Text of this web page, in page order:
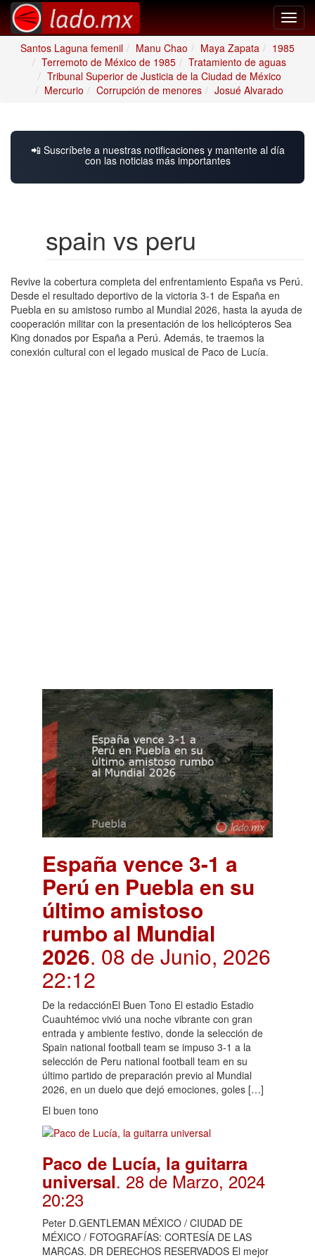
Santos Laguna femenil
Manu Chao Maya Zapata
1985
Terremoto de México de 1985
Tratamiento de aguas
Tribunal Superior de Justicia de la Ciudad de México
Mercurio
Corrupción de menores Josué Alvarado
📲 Suscríbete a nuestras notificaciones y mantente al día
con las noticias más importantes
spain vs peru
Revive la cobertura completa del enfrentamiento España vs Perú.
Desde el resultado deportivo de la victoria 3-1 de España en
Puebla en su amistoso rumbo al Mundial 2026, hasta la ayuda de
cooperación militar con la presentación de los helicópteros Sea
King donados por España a Perú. Además, te traemos la
conexión cultural con el legado musical de Paco de Lucía.
España vence 3-1 a
Perú en Puebla en su
último amistoso
rumbo al Mundial
2026. 08 de Junio, 2026
22:12
De la redacciónEl Buen Tono El estadio Estadio
Cuauhtémoc vivió una noche vibrante con gran
entrada y ambiente festivo, donde la selección de
Spain national football team se impuso 3-1 a la
selección de Peru national football team en su
último partido de preparación previo al Mundial
2026, en un duelo que dejó emociones, goles […]
El buen tono
Paco de Lucía, la guitarra
universal. 28 de Marzo, 2024
20:23
Peter D.GENTLEMAN MÉXICO / CIUDAD DE
MÉXICO / FOTOGRAFÍAS: CORTESÍA DE LAS
MARCAS. DR DERECHOS RESERVADOS El mejor